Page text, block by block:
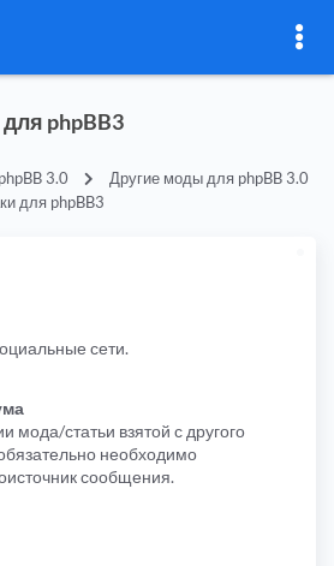
phpBB3
3.0
Другие моды для phpBB 3.0
для phpBB3
сети.
мода/статьи взятой с другого
необходимо
сообщения.